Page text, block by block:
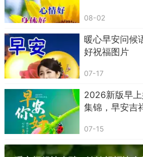
父母收到后，往往只回一个
经翘到耳根。
第三条：给对象发一句今天
块更治愈。
钱会花完，这句话能在工位
天。
08-02
暖心早安问候
好祝福图片
07-17
2026新版早
集锦，早安吉
07-15